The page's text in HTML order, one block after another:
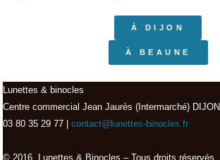
À DIJON
À BEAUNE
Lunettes & binocles
Centre commercial Jean Jaurès (Intermarché) DIJON
03 80 35 29 77 |
contact@lunettes-binocles.fr
© 2016. Lunettes & Binocles – Tous droits réservés​